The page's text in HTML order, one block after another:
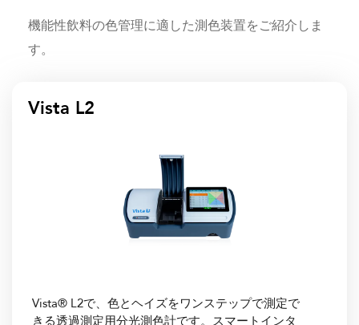
機能性飲料の色管理に適した測色装置をご紹介しま
す。
Vista L2
Vista® L2で、色とヘイズをワンステップで測定で
きる透過測定用分光測色計です。スマートインタ